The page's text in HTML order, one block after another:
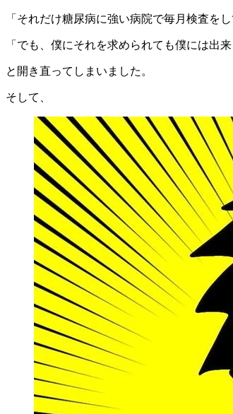
「それだけ糖尿病に強い病院で毎月検査を
「でも、僕にそれを求められても僕には出来
と開き直ってしまいました。
そして、